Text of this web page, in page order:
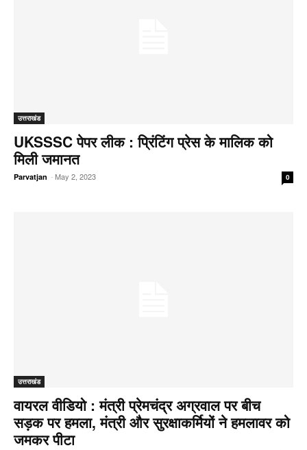
उत्तराखंड
UKSSSC पेपर लीक : प्रिंटिंग प्रेस के मालिक को
मिली जमानत
Parvatjan -May 2, 2023 0
उत्तराखंड
वायरल वीडियो : मंत्री प्रेमचंद्र अग्रवाल पर बीच
सड़क पर हमला, मंत्री और सुरक्षाकर्मियों ने हमलावर को
जमकर पीटा